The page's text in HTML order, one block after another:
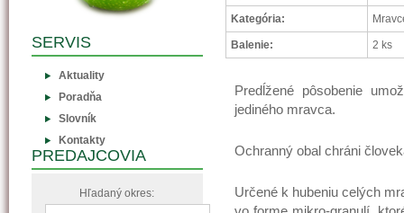
Kategória:
Balenie: 2 ks
Predĺžené pôsobenie
jediného mravca.
Ochranný obal chráni
Určené k hubeniu celých
SERVIS
Aktuality
Poradňa
Slovník
Kontakty
PREDAJCOVIA
Hľadaný okres: